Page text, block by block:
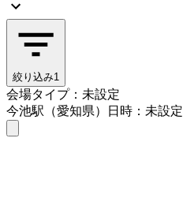
絞り込み1
会場タイプ：未設定
今池駅（愛知県）
日時：未設定